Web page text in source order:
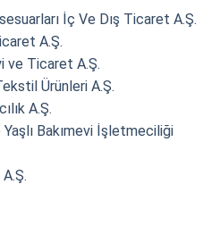
İç Ve Dış Ticaret A.Ş.
A.Ş.
ve Ticaret A.Ş.
Ürünleri A.Ş.
A.Ş.
Bakımevi İşletmeciliği